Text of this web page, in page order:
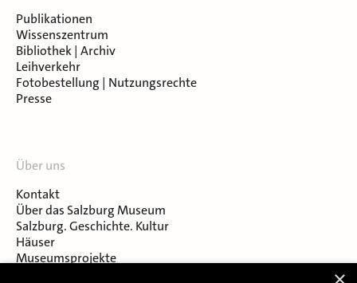
Publikationen
Wissenszentrum
Bibliothek | Archiv
Leihverkehr
Fotobestellung | Nutzungsrechte
Presse
Über uns
Kontakt
Über das Salzburg Museum
Salzburg. Geschichte. Kultur
Häuser
Museumsprojekte